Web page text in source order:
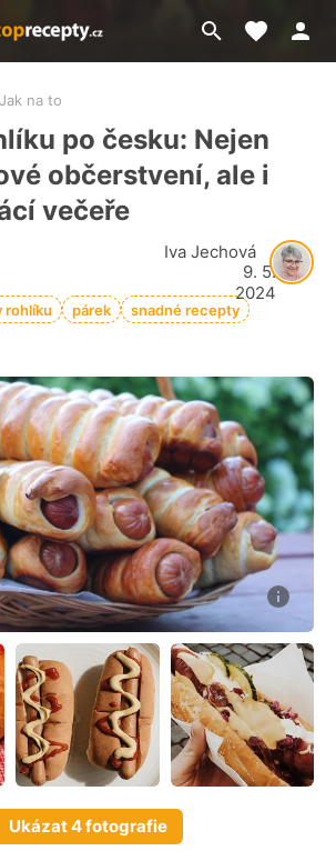
Přejít
na
Moje
Jak na to
po česku: Nejen
občerstvení, ale i
večeře
Iva Jechová
9. 5.
2024
rohlíku párek
snadné recepty
Ukázat 4 fotografie